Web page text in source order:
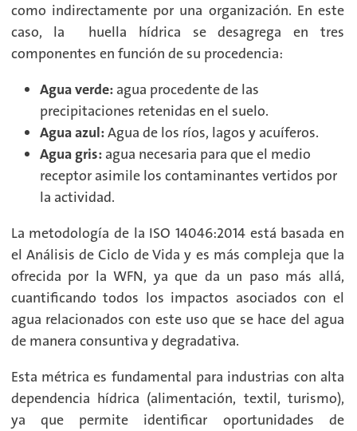
como indirectamente por una organización. En este
caso, la huella hídrica se desagrega en tres
componentes en función de su procedencia:
Agua verde:agua procedente de las
precipitaciones retenidas en el suelo.
Agua azul:Agua de los ríos, lagos y acuíferos.
Agua gris: agua necesaria para que el medio
receptor asimile los contaminantes vertidos por
la actividad.
La metodología de la ISO 14046:2014 está basada en
el Análisis de Ciclo de Vida y es más compleja que la
ofrecida por la WFN, ya que da un paso más allá,
cuantificando todos los impactos asociados con el
agua relacionados con este uso que se hace del agua
de manera consuntiva y degradativa.
Esta métrica es fundamental para industrias con alta
dependencia hídrica (alimentación, textil, turismo),
ya que permite identificar oportunidades de